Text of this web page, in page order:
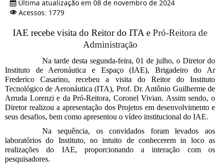
Última atualização em 08 de novembro de 2024
Acessos: 1779
IAE recebe visita do Reitor do ITA e Pró-Reitora de
Administração
Na tarde desta segunda-feira, 01 de julho, o Diretor do
Instituto de Aeronáutica e Espaço (IAE), Brigadeiro do Ar
Frederico Casarino, recebeu a visita do Reitor do Instituto
Tecnológico de Aeronáutica (ITA), Prof. Dr. Antônio Guilherme de
Arruda Lorenzi e da Pró-Reitora, Coronel Vivian. Assim sendo, o
Diretor realizou a apresentação dos Projetos em desenvolvimento e
seus desafios, bem como apresentou o vídeo institucional do IAE.
Na sequência, os convidados foram levados aos
laboratórios do Instituto, no intuito de conhecerem in loco as
realizações do IAE, proporcionando a interação com os
pesquisadores.